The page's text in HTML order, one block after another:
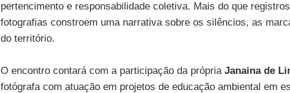
pertencimento e responsabilidade coletiva. Mais do que
fotografias constroem uma narrativa sobre os silêncios, as
do território.
O encontro contará com a participação da própria Janaina de
fotógrafa com atuação em projetos de educação ambiental em